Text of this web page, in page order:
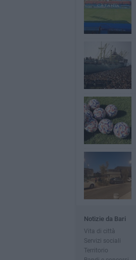
Notizie da Bari
Vita di città
Servizi sociali
Territorio